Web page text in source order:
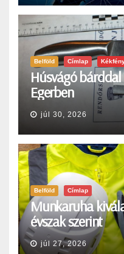
Belföld Címlap
Húsvágó
Egerben
júl 30, 2026
Belföld Címlap
Munkaruha
évszak szerint
júl 27, 2026